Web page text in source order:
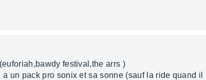
festival,the arrs )
un pack pro sonix et sa sonne (sauf la ride quand